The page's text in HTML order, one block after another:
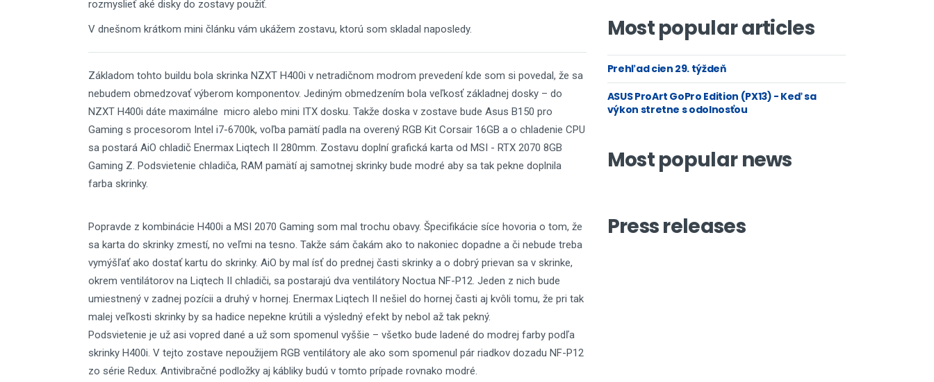
rozmyslieť aké disky do zostavy použiť.
V dnešnom krátkom mini článku vám ukážem zostavu, ktorú som skladal naposledy.
Základom tohto buildu bola skrinka NZXT H400i v netradičnom modrom prevedení kde som si povedal, že sa
nebudem obmedzovať výberom komponentov. Jediným obmedzením bola veľkosť základnej dosky – do
NZXT H400i dáte maximálne micro alebo mini ITX dosku. Takže doska v zostave bude Asus B150 pro
Gaming s procesorom Intel i7-6700k, voľba pamätí padla na overený RGB Kit Corsair 16GB a o chladenie CPU
sa postará AiO chladič Enermax Liqtech II 280mm. Zostavu doplní grafická karta od MSI - RTX 2070 8GB
Gaming Z. Podsvietenie chladiča, RAM pamätí aj samotnej skrinky bude modré aby sa tak pekne doplnila
farba skrinky.
Popravde z kombinácie H400i a MSI 2070 Gaming som mal trochu obavy. Špecifikácie síce hovoria o tom, že
sa karta do skrinky zmestí, no veľmi na tesno. Takže sám čakám ako to nakoniec dopadne a či nebude treba
vymýšľať ako dostať kartu do skrinky. AiO by mal ísť do prednej časti skrinky a o dobrý prievan sa v skrinke,
okrem ventilátorov na Liqtech II chladiči, sa postarajú dva ventilátory Noctua NF-P12. Jeden z nich bude
umiestnený v zadnej pozícii a druhý v hornej. Enermax Liqtech II nešiel do hornej časti aj kvôli tomu, že pri tak
malej veľkosti skrinky by sa hadice nepekne krútili a výsledný efekt by nebol až tak pekný.
Podsvietenie je už asi vopred dané a už som spomenul vyššie – všetko bude ladené do modrej farby podľa
skrinky H400i. V tejto zostave nepoužijem RGB ventilátory ale ako som spomenul pár riadkov dozadu NF-P12
zo série Redux. Antivibračné podložky aj kábliky budú v tomto prípade rovnako modré.
Most popular articles
Prehľad cien 29. týždeň
ASUS ProArt GoPro Edition (PX13) - Keď sa
výkon stretne s odolnosťou
Most popular news
Press releases